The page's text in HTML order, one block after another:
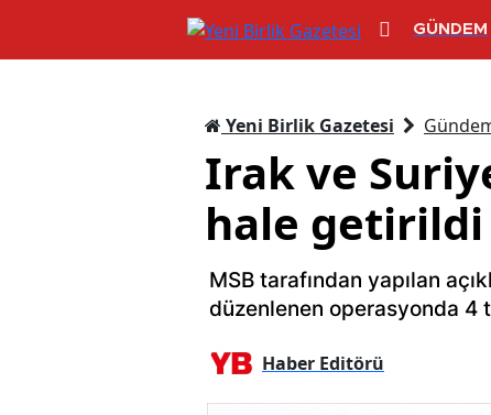
GÜNDEM
Yeni Birlik Gazetesi
Irak ve
hale getirildi
MSB tarafından yapılan
düzenlenen operasyonda
Haber Editörü